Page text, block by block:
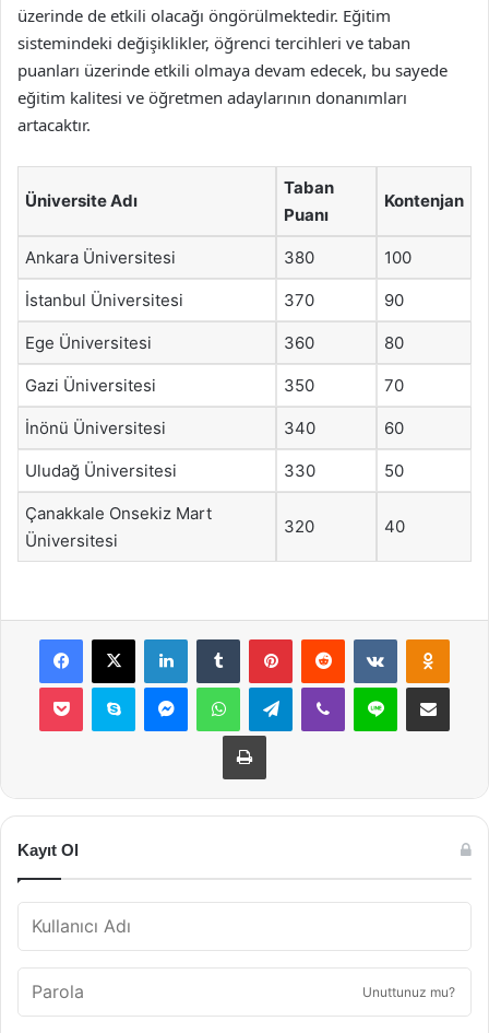
üzerinde de etkili olacağı öngörülmektedir. Eğitim
sistemindeki değişiklikler, öğrenci tercihleri ve taban
puanları üzerinde etkili olmaya devam edecek, bu sayede
eğitim kalitesi ve öğretmen adaylarının donanımları
artacaktır.
Üniversite Adı
Taban
Puanı
Kontenjan
Ankara Üniversitesi 380 100
İstanbul Üniversitesi 370 90
Ege Üniversitesi 360 80
Gazi Üniversitesi 350 70
İnönü Üniversitesi 340 60
Uludağ Üniversitesi 330 50
Çanakkale Onsekiz Mart
Üniversitesi
320 40
Facebook
X LinkedInTumblr PinterestReddit VKontakte
Pocket Skype MessengerWhatsAppTelegramViber Line E-Posta ile
Yazdır
Kayıt Ol
Unuttunuz mu?